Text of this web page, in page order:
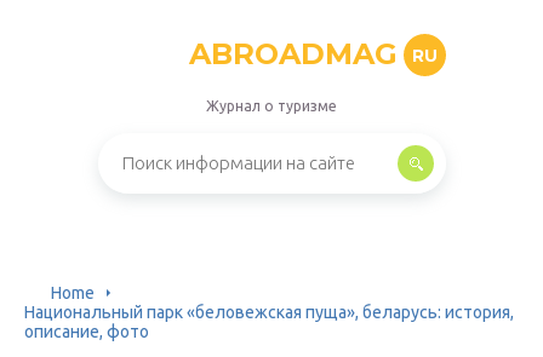
ABROADMAG RU
Журнал о туризме
Home
Национальный парк «беловежская пуща», беларусь: история,
описание, фото